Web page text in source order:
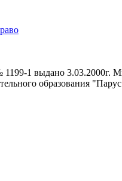
1199-1 выдано 3.03.2000г.
образования